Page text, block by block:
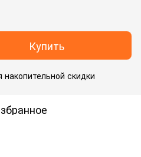
Купить
скидки